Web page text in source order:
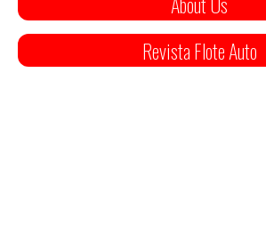
Revista Flote Auto